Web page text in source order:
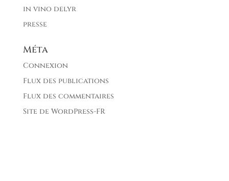
in vino delyr
presse
Méta
Connexion
Flux des publications
Flux des commentaires
Site de WordPress-FR